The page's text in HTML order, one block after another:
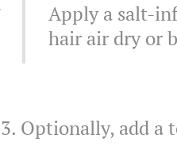
Apply a salt-
hair air dry or
3. Optionally, add a